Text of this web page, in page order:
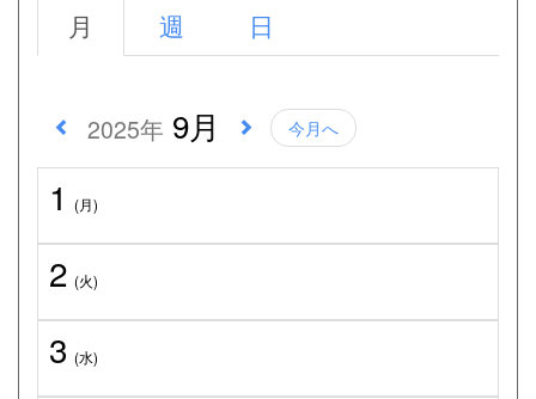
月 週 日
2025年 9月 今月へ
1 (月)
2 (火)
3 (水)